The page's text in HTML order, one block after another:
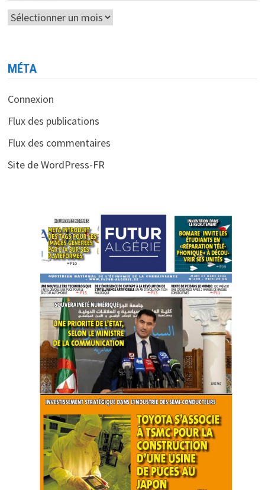
Archives
MÉTA
Connexion
Flux des publications
Flux des commentaires
Site de WordPress-FR